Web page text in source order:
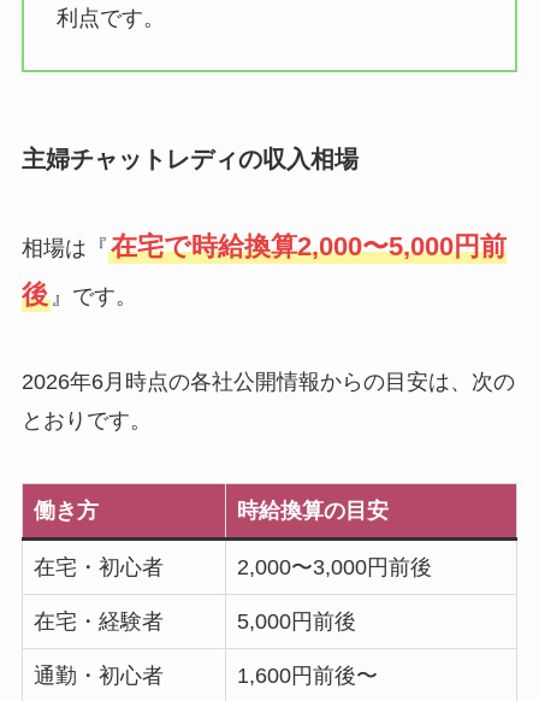
利点です。
主婦チャットレディの収入相場
相場は『在宅で時給換算2,000〜5,000円前
後』です。
2026年6月時点の各社公開情報からの目安は、次の
とおりです。
働き方 時給換算の目安
在宅・初心者 2,000〜3,000円前後
在宅・経験者 5,000円前後
通勤・初心者 1,600円前後〜